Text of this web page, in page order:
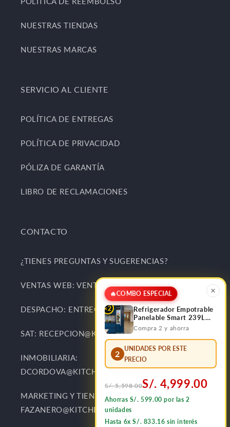
NUESTRAS TIENDAS
NUESTRAS MARCAS
SERVICIO AL CLIENTE
POLÍTICA DE ENTREGAS
POLÍTICA DE PRIVACIDAD
PÓLIZA DE GARANTÍA
LIBRO DE RECLAMACIONES
CONTACTO
¿TIENES PREGUNTAS Y SUGERENCIAS?
VENTAS WEB: VENTAS@KITCHENCENTER.PE
DESPACHO: ENTREGAS@KITCHENCENTER.PE
SAT: RECEPCION@KITCHENCENTER.PE
INMOBILIARIA:
DCORDOVA@KITCHENCENTER.PE
MARKETING Y TIENDAS:
FAZANERO@KITCHENCENTER.PE
🔥COMBO ESPECIAL
×2
Refrigerador Empotrable
Panelable Smart 239L
Bottom Frezzer FDV
Compra 2 y ahorra
2
UNIDADES POR ESTE
PRECIO
S/. 5,598.00S/. 4,999.00
Ahorras S/. 599.00 por las 2
unidades
Hasta 6x S/. 833.16 sin interés